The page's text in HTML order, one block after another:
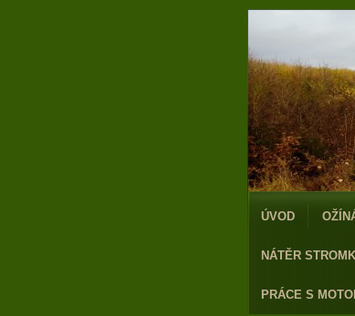
ÚVOD
NÁTĚR
PRÁCE S